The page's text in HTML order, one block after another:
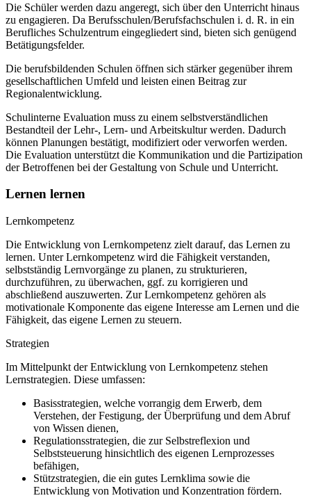
Die Schüler werden dazu angeregt, sich über den Unterricht hinaus
zu engagieren. Da Berufsschulen/Berufsfachschulen i. d. R. in ein
Berufliches Schulzentrum eingegliedert sind, bieten sich genügend
Betätigungsfelder.
Die berufsbildenden Schulen öffnen sich stärker gegenüber ihrem
gesellschaftlichen Umfeld und leisten einen Beitrag zur
Regionalentwicklung.
Schulinterne Evaluation muss zu einem selbstverständlichen
Bestandteil der Lehr-, Lern- und Arbeitskultur werden. Dadurch
können Planungen bestätigt, modifiziert oder verworfen werden.
Die Evaluation unterstützt die Kommunikation und die Partizipation
der Betroffenen bei der Gestaltung von Schule und Unterricht.
Lernen lernen
Lernkompetenz
Die Entwicklung von Lernkompetenz zielt darauf, das Lernen zu
lernen. Unter Lernkompetenz wird die Fähigkeit verstanden,
selbstständig Lernvorgänge zu planen, zu strukturieren,
durchzuführen, zu überwachen, ggf. zu korrigieren und
abschließend auszuwerten. Zur Lernkompetenz gehören als
motivationale Komponente das eigene Interesse am Lernen und die
Fähigkeit, das eigene Lernen zu steuern.
Strategien
Im Mittelpunkt der Entwicklung von Lernkompetenz stehen
Lernstrategien. Diese umfassen:
Basisstrategien, welche vorrangig dem Erwerb, dem
Verstehen, der Festigung, der Überprüfung und dem Abruf
von Wissen dienen,
Regulationsstrategien, die zur Selbstreflexion und
Selbststeuerung hinsichtlich des eigenen Lernprozesses
befähigen,
Stützstrategien, die ein gutes Lernklima sowie die
Entwicklung von Motivation und Konzentration fördern.